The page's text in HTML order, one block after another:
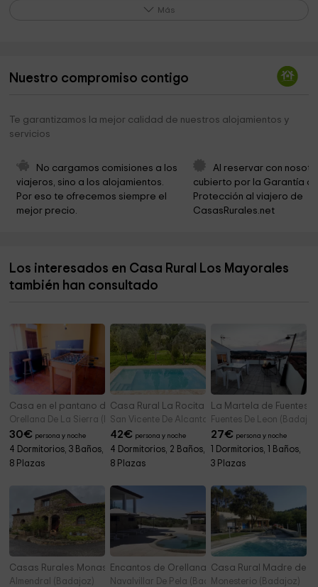
Iglesia Parroquial Ntra. Sra. de la Asunción 4,2 km
Plaza de la Constitución
Cementerio
Parroquia de Nuestra Señora de la Asunción
Ermita de San Isidro Labrador 7,4 km
Cementerio Municipal de Merida 7,9 km
Más
Nuestro compromiso contigo
Te garantizamos la mejor calidad de nuestros alojamientos y
servicios
No cargamos comisiones a los
viajeros, sino a los alojamientos.
Por eso te ofrecemos siempre el
mejor precio.
Al reservar con
cubierto por la Garantía
Protección al viajero de
CasasRurales.net
Los interesados en Casa Rural Los Mayorales
también han consultado
Casa en el pantano de Orellana
Orellana De La Sierra (Badajoz)
30€ persona y noche
4 Dormitorios, 3 Baños,
8 Plazas
Casa Rural La Rocita
San Vicente De Alcantara (Badajoz)
42€ persona y noche
4 Dormitorios, 2 Baños,
8 Plazas
La Martela de Fuentes
Fuentes De Leon
27€ persona y noche
1 Dormitorios, 1 Baños,
3 Plazas
Casas Rurales Monasterio Rocamador
Almendral (Badajoz)
Encantos de Orellana
Navalvillar De Pela (Badajoz)
Casa Rural Madre del
Monesterio (Badajoz)